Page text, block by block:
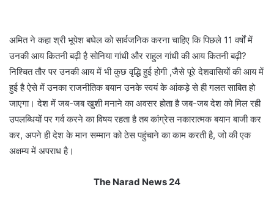
अमित ने कहा श्री भूपेश बघेल को सार्वजनिक करना चाहिए कि पिछले 11 वर्षों में
उनकी आय कितनी बढ़ी है सोनिया गांधी और राहुल गांधी की आय कितनी बढ़ी?
निश्चित तौर पर उनकी आय में भी कुछ वृद्धि हुई होगी ,जैसे पूरे देशवासियों की आय में
हुई है ऐसे में उनका राजनीतिक बयान उनके स्वयं के आंकड़े से ही गलत साबित हो
जाएगा। देश में जब-जब खुशी मनाने का अवसर होता है जब-जब देश को मिल रही
उपलब्धियों पर गर्व करने का विषय रहता है तब कांग्रेस नकारात्मक बयान बाजी कर
कर, अपने ही देश के मान सम्मान को ठेस पहुंचाने का काम करती है, जो की एक
अक्षम्य में अपराध है।
The Narad News 24